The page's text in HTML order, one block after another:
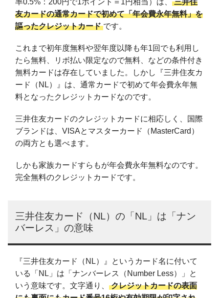
友カードの通常カードで初めて「年会費永年無料」を
謳ったクレジットカード です。
これまで初年度無料や翌年度以降も年1回でも利用し
たら無料、リボ払い限定なので無料、などの条件付き
無料カードは存在していました。しかし『三井住友カ
ード（NL）』は、通常カードで初めて年会費永年無
料となったクレジットカードなのです。
三井住友カードのクレジットカードに相応しく、国際
ブランドは、VISAとマスターカード（MasterCard）
の両方とも選べます。
しかも家族カードすらもが年会費永年無料なのです。
完全無料のクレジットカードです。
三井住友カード（NL）の「NL」は「ナン
バーレス」の意味
『三井住友カード（NL）』というカード名に付いて
いる「NL」は「ナンバーレス（Number Less）」と
いう意味です。文字通り、 クレジットカードの表面